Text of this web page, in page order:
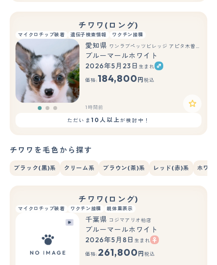
チワワ(ロング)
マイクロチップ装着 遺伝子検査情報 ワクチン接種
もっと見る
愛知県 ワンラブペッツビレッジ アピタ木曽川店(FC)
ブルーマールホワイト
2026年5月23日 生まれ
価格:184,800 円 税込
1時間前
ただいま 10人以上が検討中！
チワワを毛色から探す
ブラック(黒)系 クリーム系 ブラウン(茶)系 レッド(赤)系 ホワ
チワワ(ロング)
マイクロチップ装着 ワクチン接種 親体重表示
もっと見る
千葉県 コジマアリオ柏店
ブルーマールホワイト
2026年5月8日 生まれ
価格: 261,800 円 税込